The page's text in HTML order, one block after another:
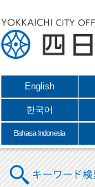
English
한국어
Bahasa Indonesia
キーワード検索